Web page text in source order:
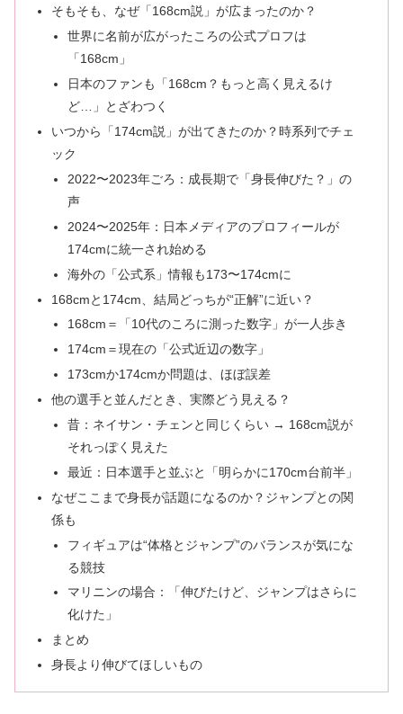
そもそも、なぜ「168cm説」が広まったのか？
世界に名前が広がったころの公式プロフは
「168cm」
日本のファンも「168cm？もっと高く見えるけ
ど…」とざわつく
いつから「174cm説」が出てきたのか？時系列でチェ
ック
2022〜2023年ごろ：成長期で「身長伸びた？」の
声
2024〜2025年：日本メディアのプロフィールが
174cmに統一され始める
海外の「公式系」情報も173〜174cmに
168cmと174cm、結局どっちが“正解”に近い？
168cm＝「10代のころに測った数字」が一人歩き
174cm＝現在の「公式近辺の数字」
173cmか174cmか問題は、ほぼ誤差
他の選手と並んだとき、実際どう見える？
昔：ネイサン・チェンと同じくらい → 168cm説が
それっぽく見えた
最近：日本選手と並ぶと「明らかに170cm台前半」
なぜここまで身長が話題になるのか？ジャンプとの関
係も
フィギュアは“体格とジャンプ”のバランスが気にな
る競技
マリニンの場合：「伸びたけど、ジャンプはさらに
化けた」
まとめ
身長より伸びてほしいもの